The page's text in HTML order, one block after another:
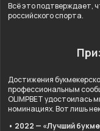
Всё это подтверждает,
российского спорта.
Достижения
профессиональным
OLIMPBET удостоилась
номинациях. Вот лишь
• 2022 — «Лучший